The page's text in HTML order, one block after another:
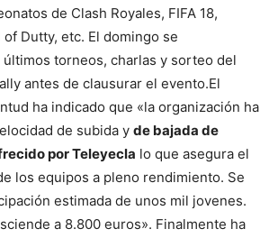
de Clash Royales, FIFA 18,
of Dutty, etc. El domingo se
torneos, charlas y sorteo del
antes de clausurar el evento.El
ha indicado que «la organización ha
de subida y de bajada de
por Teleyecla lo que asegura el
los equipos a pleno rendimiento. Se
estimada de unos mil jovenes.
a 8.800 euros». Finalmente ha